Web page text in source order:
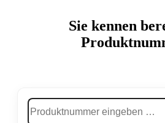
Sie kennen